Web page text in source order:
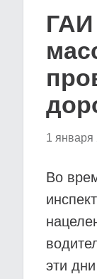
ГАИ
1 января
Во
эти